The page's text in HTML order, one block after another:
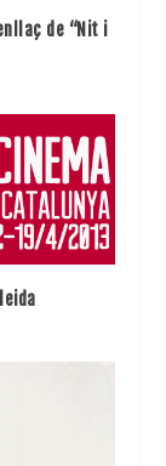
de “Nit i